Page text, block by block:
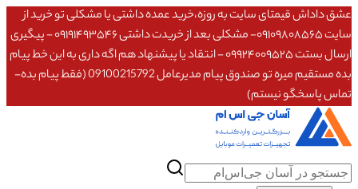
عشق داداش قیمتای سایت به روزه،خرید عمده داشتی یا مشکلی تو خرید از
سایت ۰۹۱۰۹۸۰۸۵۶۵- مشکلی بعد از خریدت داشتی ۰۹۱۹۱۴۹۳۵۴۶ - پیگیری
ارسال بستت ۰۹۹۲۴۰۰۹۵۲۵ - انتقاد یا پیشنهاد هم اگه داری به این خط پیام
بده مستقیم میره تو صندوق پیام مدیرعامل 09100215792 (فقط پیام بده-
تماس پاسخگو نیستم)